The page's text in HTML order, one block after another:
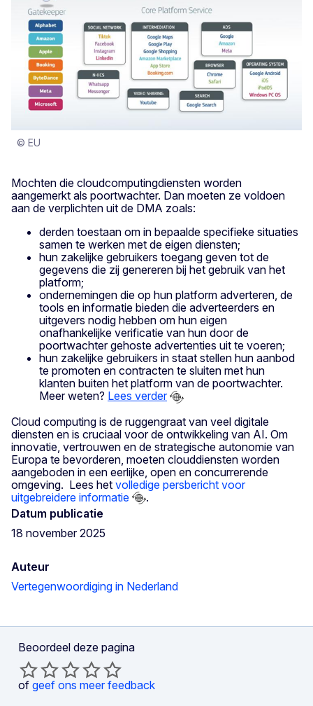
© EU
Mochten die cloudcomputingdiensten worden
aangemerkt als poortwachter. Dan moeten ze voldoen
aan de verplichten uit de DMA zoals:
derden toestaan om in bepaalde specifieke situaties
samen te werken met de eigen diensten;
hun zakelijke gebruikers toegang geven tot de
gegevens die zij genereren bij het gebruik van het
platform;
ondernemingen die op hun platform adverteren, de
tools en informatie bieden die adverteerders en
uitgevers nodig hebben om hun eigen
onafhankelijke verificatie van hun door de
poortwachter gehoste advertenties uit te voeren;
hun zakelijke gebruikers in staat stellen hun aanbod
te promoten en contracten te sluiten met hun
klanten buiten het platform van de poortwachter.
Meer weten? Lees verder
Cloud computing is de ruggengraat van veel digitale
diensten en is cruciaal voor de ontwikkeling van AI. Om
innovatie, vertrouwen en de strategische autonomie van
Europa te bevorderen, moeten clouddiensten worden
aangeboden in een eerlijke, open en concurrerende
omgeving. Lees het volledige persbericht voor
uitgebreidere informatie
.
Datum publicatie
18 november 2025
Auteur
Vertegenwoordiging in Nederland
Beoordeel deze pagina
of geef ons meer feedback